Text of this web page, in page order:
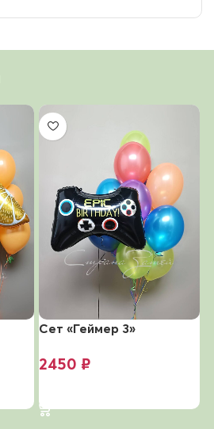
Сет «Геймер 3»
2450 ₽